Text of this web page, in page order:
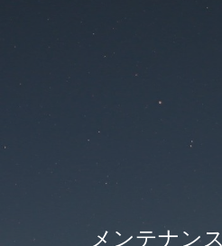
メンテナン